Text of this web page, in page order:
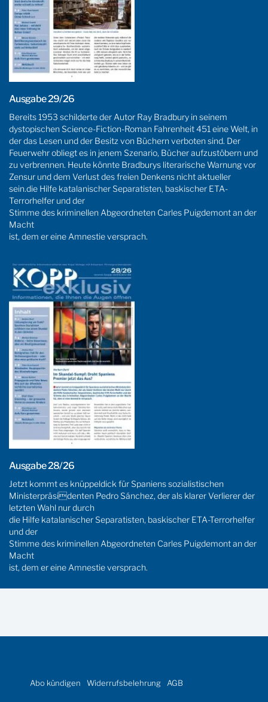
Ausgabe 29/26
Bereits 1953 schilderte der Autor Ray Bradbury in seinem
dystopischen Science-Fiction-Roman Fahrenheit 451 eine Welt, in
der das Lesen und der Besitz von Büchern verboten sind. Der
Feuerwehr obliegt es in jenem Szenario, Bücher aufzustöbern und
zu verbrennen. Heute könnte Bradburys literarische Warnung vor
Zensur und dem Verlust des freien Denkens nicht aktueller
sein.die Hilfe katalanischer Separatisten, baskischer ETA-
Terrorhelfer und der
Stimme des kriminellen Abgeordneten Carles Puigdemont an der
Macht
ist, dem er eine Amnestie versprach.
Ausgabe 28/26
Jetzt kommt es knüppeldick für Spaniens sozialistischen
Ministerpräsidenten Pedro Sánchez, der als klarer Verlierer der
letzten Wahl nur durch
die Hilfe katalanischer Separatisten, baskischer ETA-Terrorhelfer
und der
Stimme des kriminellen Abgeordneten Carles Puigdemont an der
Macht
ist, dem er eine Amnestie versprach.
Abo kündigen Widerrufsbelehrung AGB